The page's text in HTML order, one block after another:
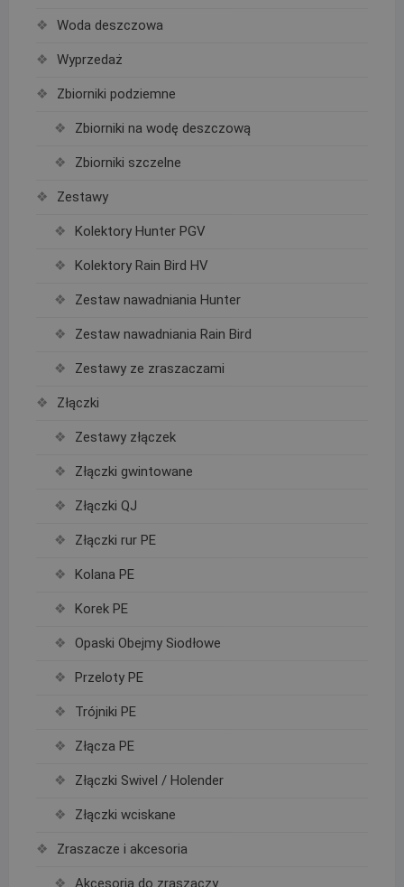
Woda deszczowa
Wyprzedaż
Zbiorniki podziemne
Zbiorniki na wodę deszczową
Zbiorniki szczelne
Zestawy
Kolektory Hunter PGV
Kolektory Rain Bird HV
Zestaw nawadniania Hunter
Zestaw nawadniania Rain Bird
Zestawy ze zraszaczami
Złączki
Zestawy złączek
Złączki gwintowane
Złączki QJ
Złączki rur PE
Kolana PE
Korek PE
Opaski Obejmy Siodłowe
Przeloty PE
Trójniki PE
Złącza PE
Złączki Swivel / Holender
Złączki wciskane
Zraszacze i akcesoria
Akcesoria do zraszaczy